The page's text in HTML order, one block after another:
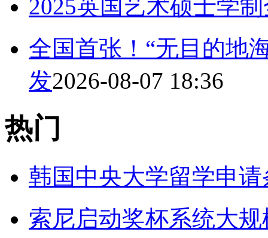
2025英国艺术硕士学
全国首张！“无目的地
发2026-08-07 18:36
热门
韩国中央大学留学申
索尼启动奖杯系统大